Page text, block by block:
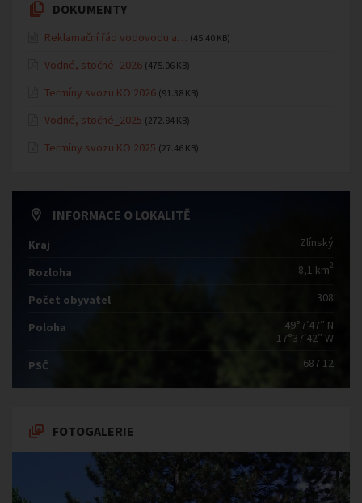
DOKUMENTY
Reklamační řád vodovodu a… (45.40 KB)
Vodné, stočné_2026 (475.06 KB)
Termíny svozu KO 2026 (91.38 KB)
Vodné, stočné_2025 (272.84 KB)
Termíny svozu KO 2025 (27.46 KB)
INFORMACE O LOKALITĚ
Kraj Zlínský
Rozloha 8,1 km2
Počet obyvatel 308
Poloha
49°7′47″ N
17°37′42″ W
PSČ
687 12
FOTOGALERIE